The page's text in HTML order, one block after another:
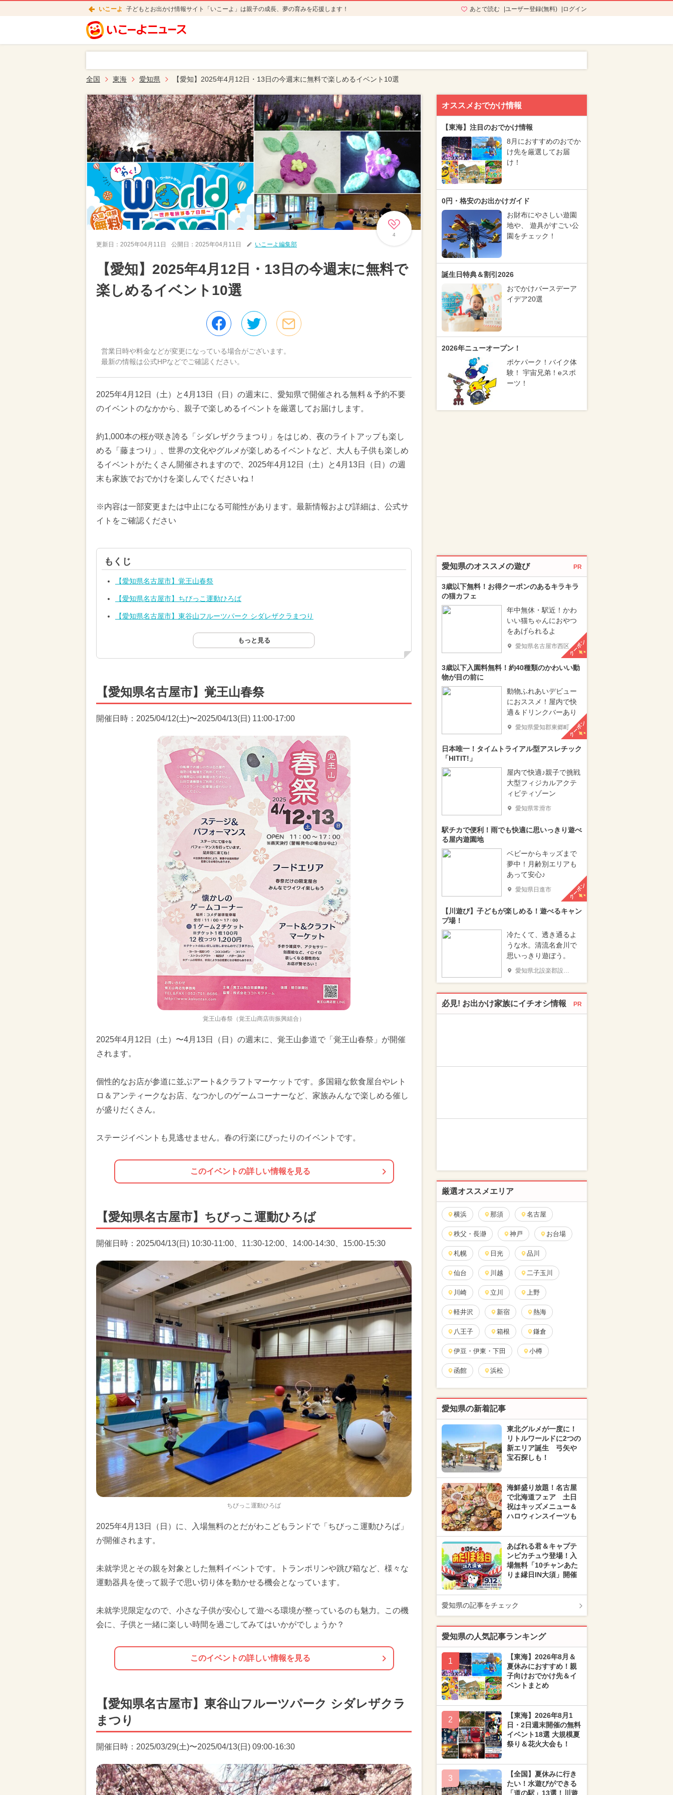
いこーよ 子どもとお出かけ情報サイト「いこーよ」は親子の成長、夢の育みを応援します！ あとで読む ユーザー登録(無料) ログイン
全国 東海 愛知県 【愛知】2025年4月12日・13日の今週末に無料で楽しめるイベント10選
4
更新日： 2025年04月11日 公開日： 2025年04月11日 いこーよ編集部
【愛知】2025年4月12日・13日の今週末に無料で
楽しめるイベント10選
営業日時や料金などが変更になっている場合がございます。
最新の情報は公式HPなどでご確認ください。
2025年4月12日（土）と4月13日（日）の週末に、愛知県で開催される無料＆予約不要
のイベントのなかから、親子で楽しめるイベントを厳選してお届けします。
約1,000本の桜が咲き誇る「シダレザクラまつり」をはじめ、夜のライトアップも楽し
める「藤まつり」、世界の文化やグルメが楽しめるイベントなど、大人も子供も楽しめ
るイベントがたくさん開催されますので、2025年4月12日（土）と4月13日（日）の週
末も家族でおでかけを楽しんでくださいね！
※内容は一部変更または中止になる可能性があります。最新情報および詳細は、公式サ
イトをご確認ください
もくじ
【愛知県名古屋市】覚王山春祭
【愛知県名古屋市】ちびっこ運動ひろば
【愛知県名古屋市】東谷山フルーツパーク シダレザクラまつり
もっと見る
【愛知県名古屋市】覚王山春祭
開催日時：2025/04/12(土)〜2025/04/13(日) 11:00-17:00
覚王山春祭（覚王山商店街振興組合）
2025年4月12日（土）〜4月13日（日）の週末に、覚王山参道で「覚王山春祭」が開催
されます。
個性的なお店が参道に並ぶアート&クラフトマーケットです。多国籍な飲食屋台やレト
ロ＆アンティークなお店、なつかしのゲームコーナーなど、家族みんなで楽しめる催し
が盛りだくさん。
ステージイベントも見逃せません。春の行楽にぴったりのイベントです。
このイベントの詳しい情報を見る
【愛知県名古屋市】ちびっこ運動ひろば
開催日時：2025/04/13(日) 10:30-11:00、11:30-12:00、14:00-14:30、15:00-15:30
ちびっこ運動ひろば
2025年4月13日（日）に、入場無料のとだがわこどもランドで「ちびっこ運動ひろば」
が開催されます。
未就学児とその親を対象とした無料イベントです。トランポリンや跳び箱など、様々な
運動器具を使って親子で思い切り体を動かせる機会となっています。
未就学児限定なので、小さな子供が安心して遊べる環境が整っているのも魅力。この機
会に、子供と一緒に楽しい時間を過ごしてみてはいかがでしょうか？
このイベントの詳しい情報を見る
【愛知県名古屋市】東谷山フルーツパーク シダレザクラ
まつり
開催日時：2025/03/29(土)〜2025/04/13(日) 09:00-16:30
オススメおでかけ情報
【東海】注目のおでかけ情報
8月におすすめのおでか
け先を厳選してお届
け！
0円・格安のお出かけガイド
お財布にやさしい遊園
地や、 遊具がすごい公
園をチェック！
誕生日特典＆割引2026
おでかけバースデーア
イデア20選
2026年ニューオープン！
ポケパーク！バイク体
験！ 宇宙兄弟！eスポ
ーツ！
愛知県のオススメの遊び PR
3歳以下無料！お得クーポンのあるキラキラ
の猫カフェ
年中無休・駅近！かわ
いい猫ちゃんにおやつ
をあげられるよ
愛知県名古屋市西区クーポン
3歳以下入園料無料！約40種類のかわいい動
物が目の前に
動物ふれあいデビュー
におススメ！屋内で快
適＆ドリンクバーあり
愛知県愛知郡東郷町クーポン
日本唯一！タイムトライアル型アスレチック
「HITIT!」
屋内で快適♪親子で挑戦
大型フィジカルアクテ
ィビティゾーン
愛知県常滑市
駅チカで便利！雨でも快適に思いっきり遊べ
る屋内遊園地
ベビーからキッズまで
夢中！月齢別エリアも
あって安心♪
愛知県日進市 クーポン
【川遊び】子どもが楽しめる！遊べるキャン
プ場！
冷たくて、透き通るよ
うな水。清流名倉川で
思いっきり遊ぼう。
愛知県北設楽郡設楽町
必見! お出かけ家族にイチオシ情報 PR
厳選オススメエリア
横浜 那須 名古屋
秩父・長瀞 神戸 お台場
札幌 日光 品川
仙台 川越 二子玉川
川崎 立川 上野
軽井沢 新宿 熱海
八王子 箱根 鎌倉
伊豆・伊東・下田 小樽
函館 浜松
愛知県の新着記事
東北グルメが一度に！
リトルワールドに2つの
新エリア誕生 弓矢や
宝石探しも！
海鮮盛り放題！名古屋
で北海道フェア 土日
祝はキッズメニュー＆
ハロウィンスイーツも
あばれる君＆キャプテ
ンピカチュウ登場！入
場無料「10チャンあた
りま縁日IN大須」開催
愛知県の記事をチェック
愛知県の人気記事ランキング
1
【東海】2026年8月＆
夏休みにおすすめ！親
子向けおでかけ先＆イ
ベントまとめ
2
【東海】2026年8月1
日・2日週末開催の無料
イベント18選 大規模夏
祭り＆花火大会も！
3
【全国】夏休みに行き
たい！水遊びができる
「道の駅」13選！川遊